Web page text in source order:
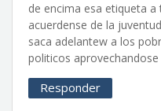
de encima esa etiqueta
acuerdense de la
saca adelantew a los
politicos
Responder